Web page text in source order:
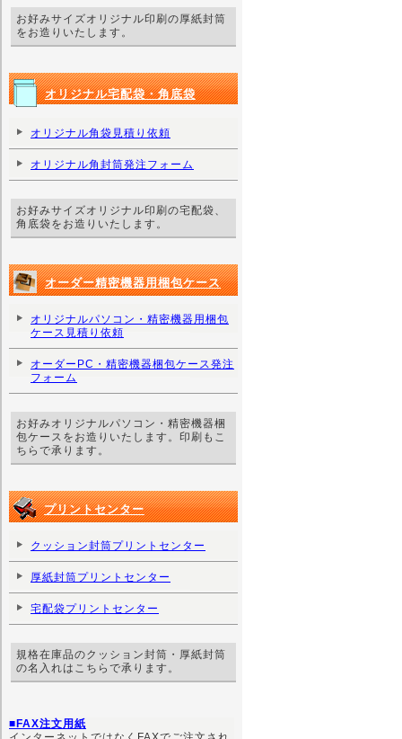
お好みサイズオリジナル印刷の厚紙封筒
をお造りいたします。
オリジナル宅配袋・角底袋
オリジナル角袋見積り依頼
オリジナル角封筒発注フォーム
お好みサイズオリジナル印刷の宅配袋、
角底袋をお造りいたします。
オーダー精密機器用梱包ケース
オリジナルパソコン・精密機器用梱包
ケース見積り依頼
オーダーPC・精密機器梱包ケース発注
フォーム
お好みオリジナルパソコン・精密機器梱
包ケースをお造りいたします。印刷もこ
ちらで承ります。
プリントセンター
クッション封筒プリントセンター
厚紙封筒プリントセンター
宅配袋プリントセンター
規格在庫品のクッション封筒・厚紙封筒
の名入れはこちらで承ります。
■FAX注文用紙